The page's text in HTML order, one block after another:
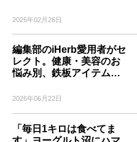
2026年02月26日
編集部のiHerb愛用者がセ
レクト。健康・美容のお
悩み別、鉄板アイテム…
2026年06月22日
「毎日1キロは食べてま